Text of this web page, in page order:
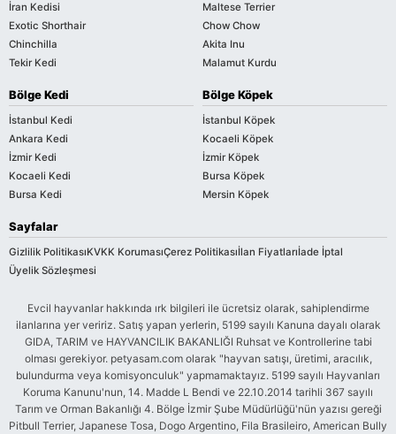
İran Kedisi
Exotic Shorthair
Chinchilla
Tekir Kedi
Maltese Terrier
Chow Chow
Akita Inu
Malamut Kurdu
Bölge Kedi
İstanbul Kedi
Ankara Kedi
İzmir Kedi
Kocaeli Kedi
Bursa Kedi
Bölge Köpek
İstanbul Köpek
Kocaeli Köpek
İzmir Köpek
Bursa Köpek
Mersin Köpek
Sayfalar
Gizlilik PolitikasıKVKK KorumasıÇerez Politikasıİlan Fiyatlarıİade İptal
Üyelik Sözleşmesi
Evcil hayvanlar hakkında ırk bilgileri ile ücretsiz olarak, sahiplendirme
ilanlarına yer veririz. Satış yapan yerlerin, 5199 sayılı Kanuna dayalı olarak
GIDA, TARIM ve HAYVANCILIK BAKANLIĞI Ruhsat ve Kontrollerine tabi
olması gerekiyor. petyasam.com olarak "hayvan satışı, üretimi, aracılık,
bulundurma veya komisyonculuk" yapmamaktayız. 5199 sayılı Hayvanları
Koruma Kanunu'nun, 14. Madde L Bendi ve 22.10.2014 tarihli 367 sayılı
Tarım ve Orman Bakanlığı 4. Bölge İzmir Şube Müdürlüğü'nün yazısı gereği
Pitbull Terrier, Japanese Tosa, Dogo Argentino, Fila Brasileiro, American Bully